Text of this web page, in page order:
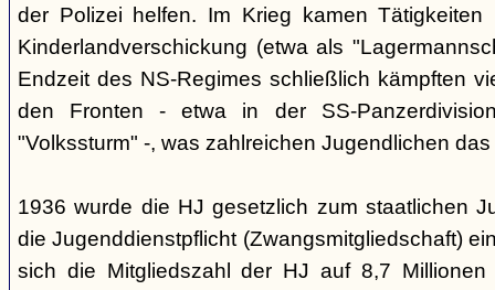
der Polizei helfen. Im Krieg kamen
Kinderlandverschickung (etwa als
Endzeit des NS-Regimes schließlich kämpften
den Fronten - etwa in der SS-
"Volkssturm" -, was zahlreichen Jugendlichen
1936 wurde die HJ gesetzlich zum staatlichen
die Jugenddienstpflicht (Zwangsmitgliedschaft)
sich die Mitgliedszahl der HJ auf 8,7 Millionen